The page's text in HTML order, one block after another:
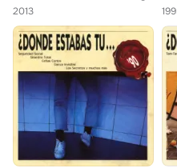
2013